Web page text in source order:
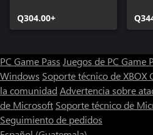
Q304.00+
PC Game Pass Juegos de PC Game
Windows Soporte técnico de XBOX
la comunidad Advertencia sobre
de Microsoft Soporte técnico de
Seguimiento de pedidos